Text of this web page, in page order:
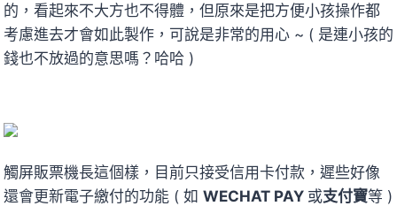
的，看起來不大方也不得體，但原來是把方便小孩操作都
考慮進去才會如此製作，可說是非常的用心 ~ ( 是連小孩的
錢也不放過的意思嗎？哈哈 )
觸屏販票機長這個樣，目前只接受信用卡付款，遲些好像
還會更新電子繳付的功能 ( 如 WECHAT PAY 或支付寶等 )